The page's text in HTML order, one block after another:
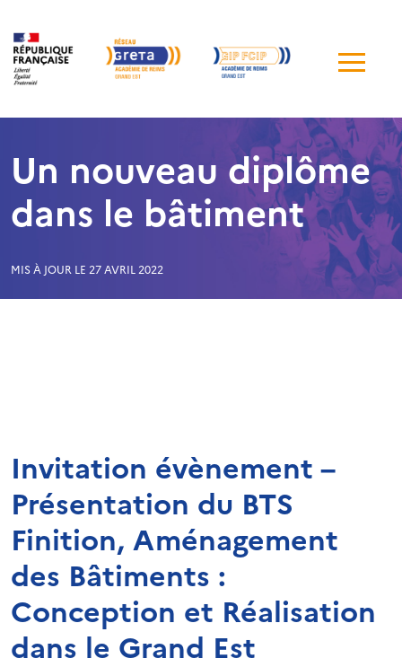
de
Un nouveau diplôme
dans le bâtiment
MIS À JOUR LE 27 AVRIL 2022
Invitation évènement –
Présentation du BTS
Finition, Aménagement
des Bâtiments :
Conception et Réalisation
dans le Grand Est